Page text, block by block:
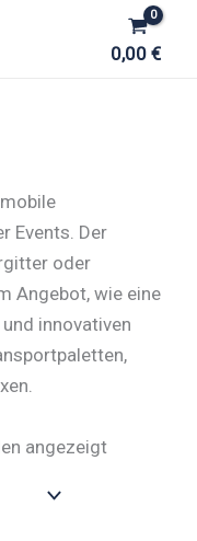
0,00€
Events. Der
oder
Angebot, wie eine
innovativen
angezeigt